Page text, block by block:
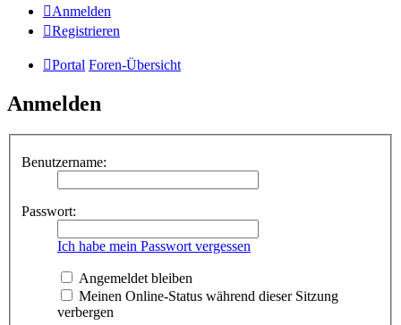
Anmelden
Registrieren
Portal Foren-Übersicht
Anmelden
Benutzername:
Passwort:
Ich habe mein Passwort vergessen
Angemeldet bleiben
Meinen Online-Status während dieser Sitzung
verbergen